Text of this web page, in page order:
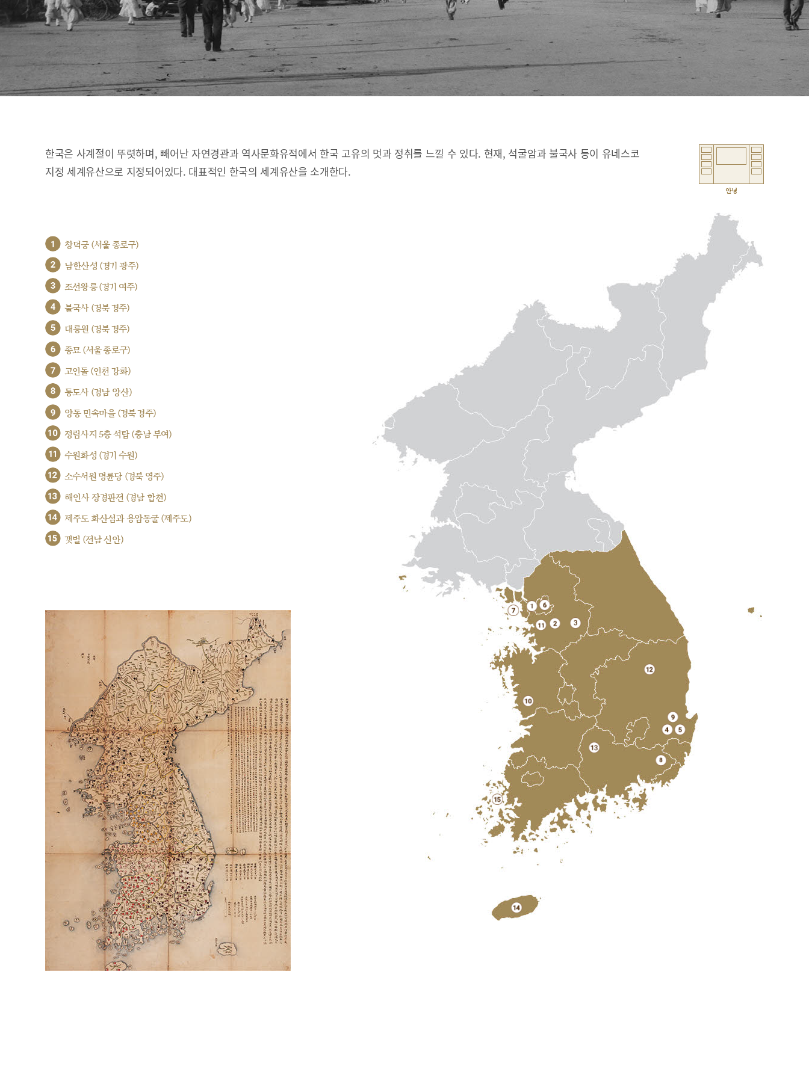
한국은 사계절이 뚜렷하며, 빼어난 자연경관과 역사문화유적에서 한국 고유의 멋과 정취를 느낄 수 있다. 현재, 석굴암과 불국사 등이 유네스코
지정 세계유산으로 지정되어있다. 대표적인 한국의 세계유산을 소개한다.
안녕
1 창덕궁 (서울 종로구)
2 남한산성 (경기 광주)
3 조선왕릉 (경기 여주)
4 불국사 (경북 경주)
5 대릉원 (경북 경주)
6 종묘 (서울 종로구)
7 고인돌 (인천 강화)
8 통도사 (경남 양산)
9 양동 민속마을 (경북 경주)
10 정림사지 5층 석탑 (충남 부여)
11 수원화성 (경기 수원)
12 소수서원 명륜당 (경북 영주)
13 해인사 장경판전 (경남 합천)
14 제주도 화산섬과 용암동굴 (제주도)
15 갯벌 (전남 신안)